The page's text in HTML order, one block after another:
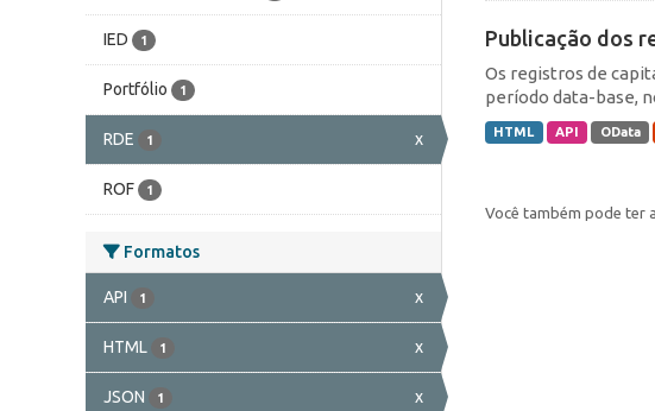
IED 1
Portfólio 1
RDE 1 x
ROF 1
Formatos
API 1 x
HTML 1 x
JSON 1 x
Publicação dos
Os registros de
período data-base,
HTML API OData
Você também pode ter